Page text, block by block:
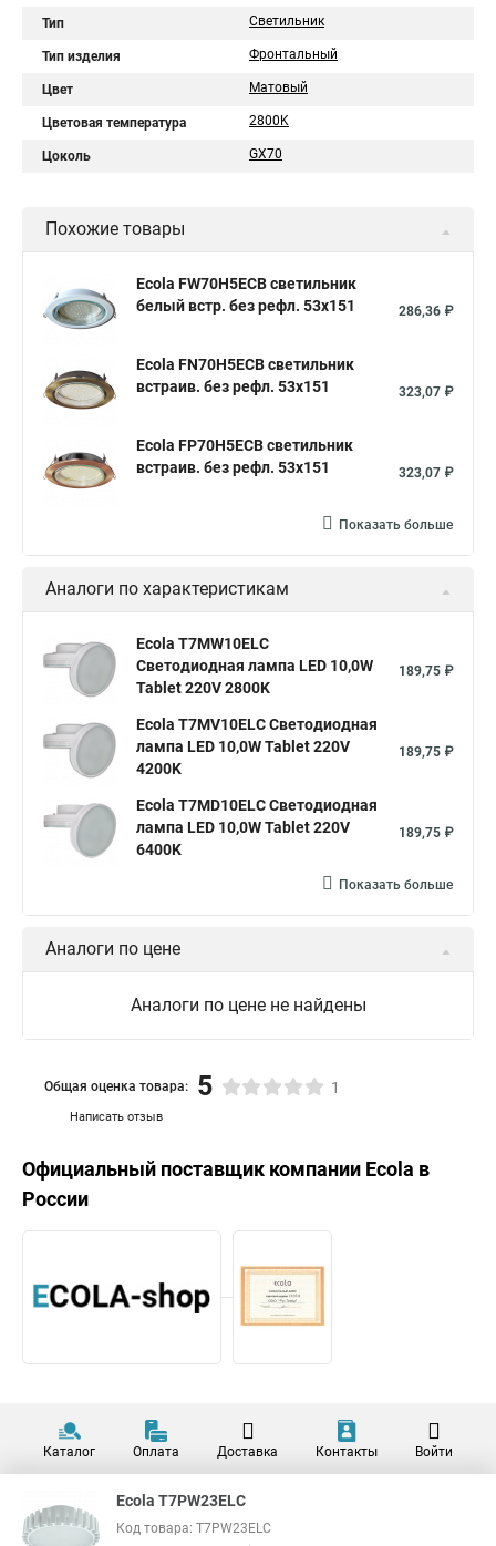
Тип Светильник
Тип изделия Фронтальный
Цвет Матовый
Цветовая температура 2800K
Цоколь GX70
Похожие товары
Ecola FW70H5ECB светильник
белый встр. без рефл. 53x151
286,36 ₽
Ecola FN70H5ECB светильник
встраив. без рефл. 53x151
323,07 ₽
Ecola FP70H5ECB светильник
встраив. без рефл. 53x151
323,07 ₽
Показать больше
Аналоги по характеристикам
Ecola T7MW10ELC
Светодиодная лампа LED 10,0W
Tablet 220V 2800K
189,75 ₽
Ecola T7MV10ELC Светодиодная
лампа LED 10,0W Tablet 220V
4200K
189,75 ₽
Ecola T7MD10ELC Светодиодная
лампа LED 10,0W Tablet 220V
6400K
189,75 ₽
Показать больше
Аналоги по цене
Аналоги по цене не найдены
Написать отзыв
Общая оценка товара: 5 1
Официальный поставщик компании Ecola в
России
Каталог Оплата Доставка Контакты Войти
Ecola T7PW23ELC
Код товара: T7PW23ELC